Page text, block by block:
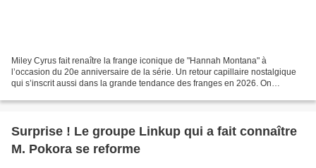
Miley Cyrus fait renaître la frange iconique de "Hannah Montana" à
l’occasion du 20e anniversaire de la série. Un retour capillaire nostalgique
qui s’inscrit aussi dans la grande tendance des franges en 2026. On
Surprise ! Le groupe Linkup qui a fait connaître
M. Pokora se reforme